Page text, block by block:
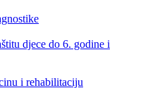
djece do 6. godine i
i rehabilitaciju